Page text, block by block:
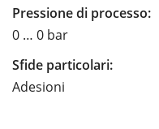
Pressione di processo:
0 … 0 bar
Sfide particolari:
Adesioni